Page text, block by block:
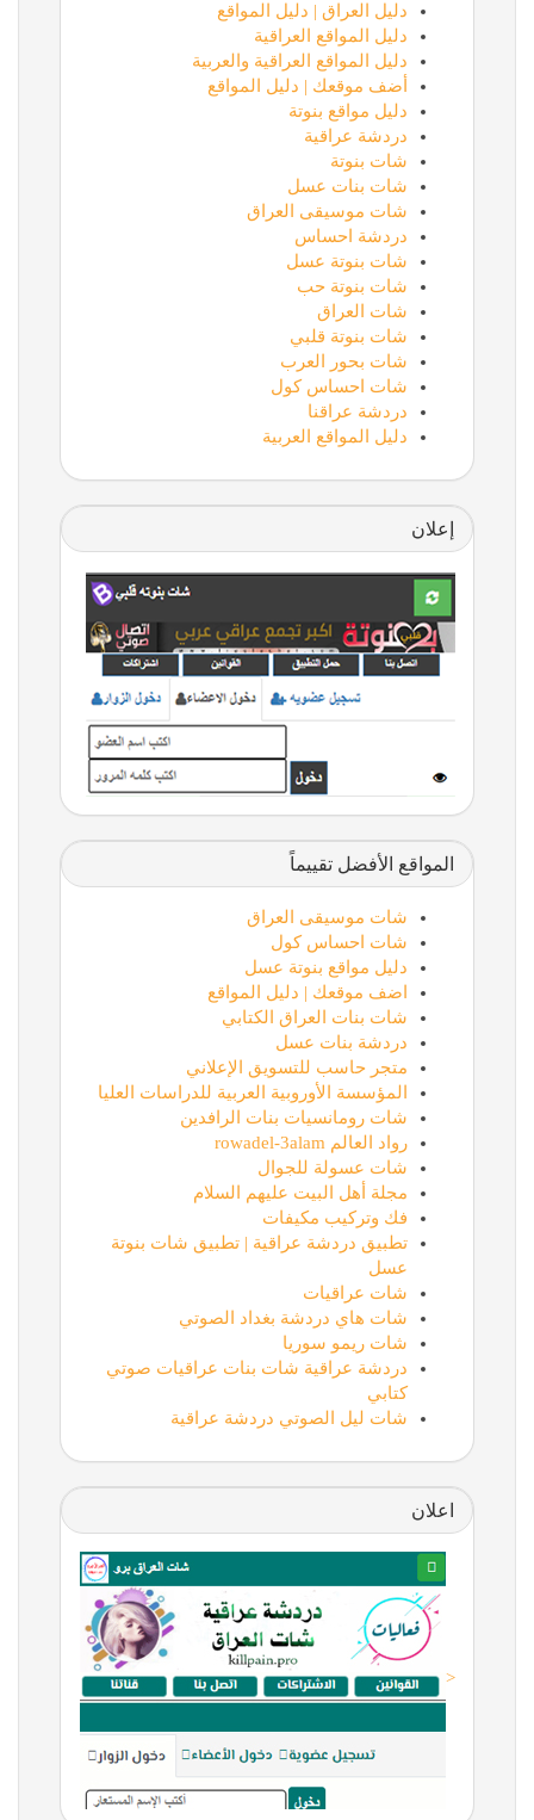
دليل العراق | دليل المواقع
دليل المواقع العراقية
دليل المواقع العراقية والعربية
أضف موقعك | دليل المواقع
دليل مواقع بنوتة
دردشة عراقية
شات بنوتة
شات بنات عسل
شات موسيقى العراق
دردشة احساس
شات بنوتة عسل
شات بنوتة حب
شات العراق
شات بنوتة قلبي
شات بحور العرب
شات احساس كول
دردشة عراقنا
دليل المواقع العربية
إعلان
المواقع الأفضل تقييماً
شات موسيقى العراق
شات احساس كول
دليل مواقع بنوتة عسل
اضف موقعك | دليل المواقع
شات بنات العراق الكتابي
دردشة بنات عسل
متجر حاسب للتسويق الإعلاني
المؤسسة الأوروبية العربية للدراسات العليا
شات رومانسيات بنات الرافدين
رواد العالم rowadel-3alam
شات عسولة للجوال
مجلة أهل البيت عليهم السلام
فك وتركيب مكيفات
تطبيق دردشة عراقية | تطبيق شات بنوتة
عسل
شات عراقيات
شات هاي دردشة بغداد الصوتي
شات ريمو سوريا
دردشة عراقية شات بنات عراقيات صوتي
كتابي
شات ليل الصوتي دردشة عراقية
اعلان
<